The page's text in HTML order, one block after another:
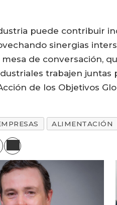
puede contribuir
sinergias
de conversación,
trabajen juntas
de los Objetivos
ALIMENTACIÓN